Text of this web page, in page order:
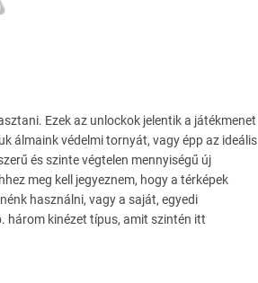
Ezek az unlockok jelentik a játékmenet
álmaink védelmi tornyát, vagy épp az ideális
és szinte végtelen mennyiségű új
meg kell jegyeznem, hogy a térképek
használni, vagy a saját, egyedi
három kinézet típus, amit szintén itt